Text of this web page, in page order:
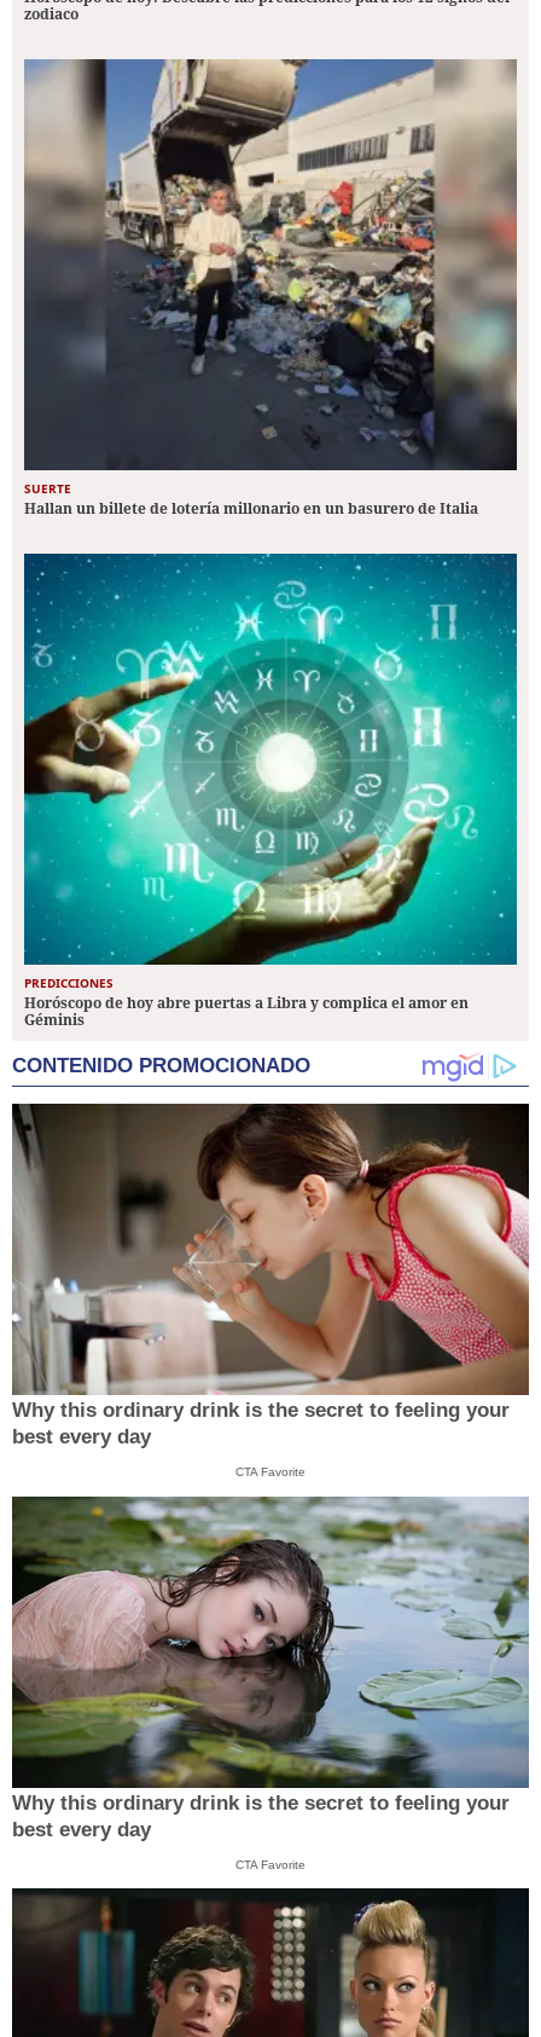
zodiaco
SUERTE
Hallan un billete de lotería millonario en un basurero de Italia
PREDICCIONES
Horóscopo de hoy abre puertas a Libra y complica el amor en
Géminis
CONTENIDO PROMOCIONADO
Why this ordinary drink is the secret to feeling your
best every day
CTA Favorite
Why this ordinary drink is the secret to feeling your
best every day
CTA Favorite